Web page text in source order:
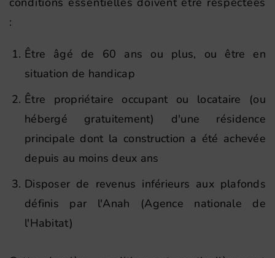
:
Être âgé de 60 ans ou plus, ou être en
situation de handicap
Être propriétaire occupant ou locataire (ou
hébergé gratuitement) d'une résidence
principale dont la construction a été achevée
depuis au moins deux ans
Disposer de revenus inférieurs aux plafonds
définis par l'Anah (Agence nationale de
l'Habitat)